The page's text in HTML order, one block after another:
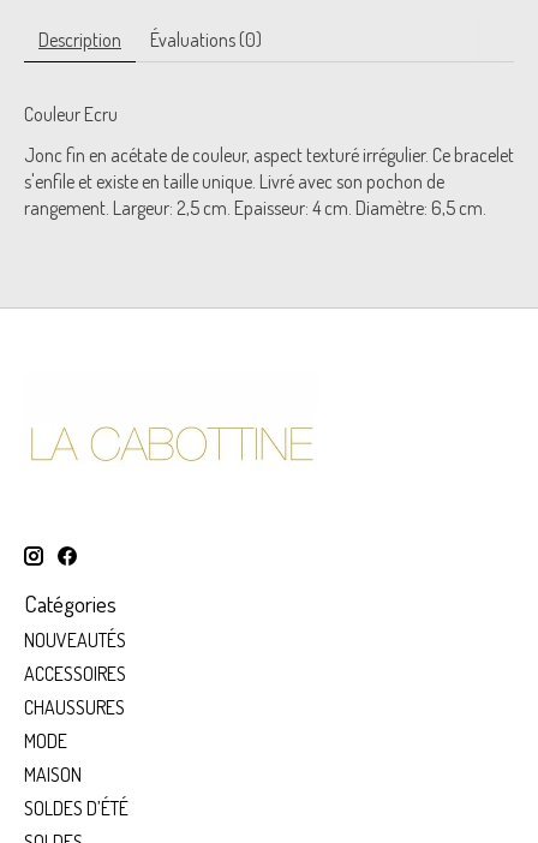
Description Évaluations (0)
Couleur Ecru
Jonc fin en acétate de couleur, aspect texturé irrégulier. Ce bracelet
s'enfile et existe en taille unique. Livré avec son pochon de
rangement. Largeur: 2,5 cm. Epaisseur: 4 cm. Diamètre: 6,5 cm.
Catégories
NOUVEAUTÉS
ACCESSOIRES
CHAUSSURES
MODE
MAISON
SOLDES D’ÉTÉ